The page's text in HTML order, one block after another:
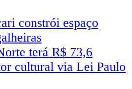
constrói espaço
terá R$ 73,6
cultural via Lei Paulo